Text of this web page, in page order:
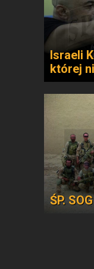
Israeli
której
ŚP.